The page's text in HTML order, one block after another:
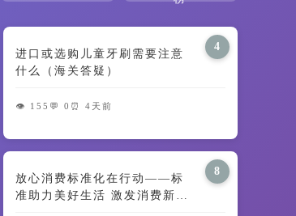
4
进口或选购儿童牙刷需要注意
什么（海关答疑）
👁️ 155 💬 0 ⏰ 4天前
8
放心消费标准化在行动——标
准助力美好生活 激发消费新动